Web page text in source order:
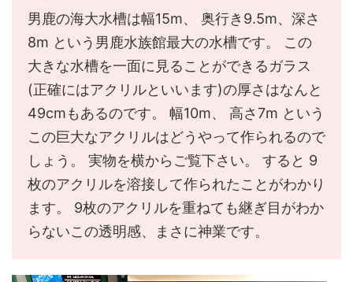
男鹿の海大水槽は幅15m、 奥行き9.5m、深さ
8m という男鹿水族館最大の水槽です。 この
大きな水槽を一面に見ることができるガラス
(正確にはアクリルといいます)の厚さはなんと
49cmもあるのです。 幅10m、 高さ7m という
この巨大なアクリルはどうやって作られるので
しょう。 実物を横からご覧下さい。 すると 9
枚のアクリルを溶接して作られたことがわかり
ます。 9枚のアクリルを重ねても継ぎ目がわか
らないこの透明感、まさに神業です。